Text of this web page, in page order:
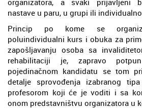
organizatora, a svaki prijavljeni
nastave u paru, u grupi ili
Princip po kome se
poluindividualni kurs i obuka za
zapošljavanju osoba sa
rehabilitaciji je, zapravo
pojedinačnom kandidatu se tom
detalje sprovođenja izabranog
profesorom koji će je voditi i sa
onom predstavništvu organizatora u